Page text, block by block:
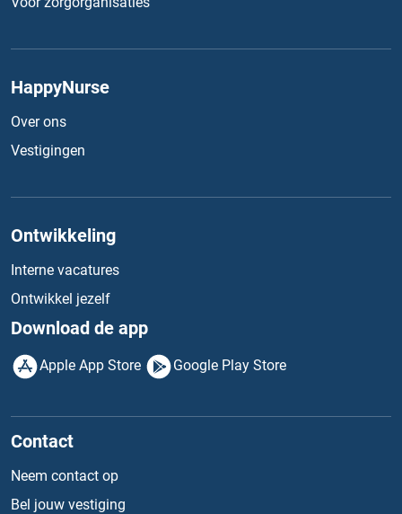
HappyNurse
Over ons
Vestigingen
Ontwikkeling
Interne vacatures
Ontwikkel jezelf
Download de app
Apple App Store Google Play Store
Contact
Neem contact op
Bel jouw vestiging